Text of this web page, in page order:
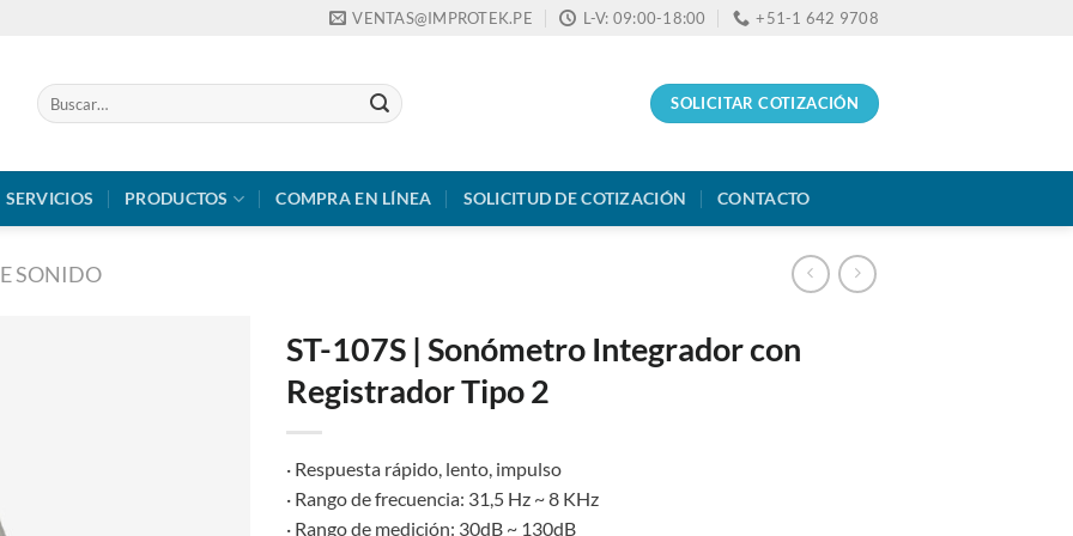
VENTAS@IMPROTEK.PE L-V: 09:00-18:00 +51-1 642 9708
Buscar
por:
SOLICITAR COTIZACIÓN
SERVICIOS PRODUCTOS COMPRA EN LÍNEA SOLICITUD DE COTIZACIÓN CONTACTO
SONIDO
ST-107S | Sonómetro Integrador con
Registrador Tipo 2
· Respuesta rápido, lento, impulso
· Rango de frecuencia: 31,5 Hz ~ 8 KHz
· Rango de medición: 30dB ~ 130dB